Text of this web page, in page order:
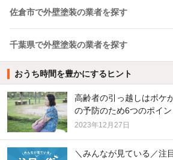
佐倉市で外壁塗装の業者を探す
千葉県で外壁塗装の業者を探す
おうち時間を豊かにするヒント
高齢者の引っ越しはボケ
の予防のため6つのポイン
2023年12月27日
＼みんなが見ている／注